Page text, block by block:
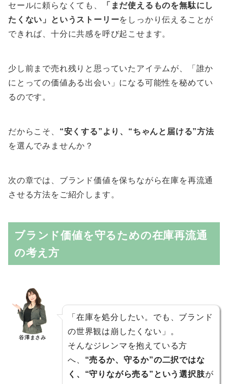
セールに頼らなくても、
「まだ使えるものを無駄にし
たくない」というストーリーをしっかり伝えることが
できれば、十分に共感を呼び起こせます。
少し前まで売れ残りと思っていたアイテムが、「誰か
にとっての価値ある出会い」になる可能性を秘めてい
るのです。
だからこそ、 “安くする”より、“ちゃんと届ける”方法
を選んでみませんか？
次の章では、ブランド価値を保ちながら在庫を再流通
させる方法をご紹介します。
ブランド価値を守るための在庫再流通
の考え方
谷澤まさみ
「在庫を処分したい。でも、ブランド
の世界観は崩したくない」。
そんなジレンマを抱えている方
へ、 “売るか、守るか”の二択ではな
く、“守りながら売る”という選択肢が